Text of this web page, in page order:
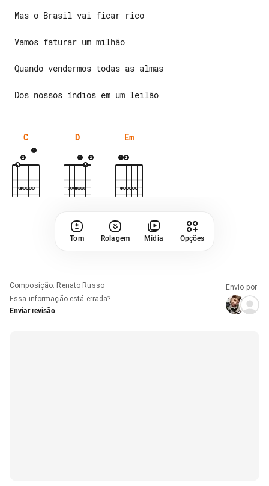
C D Em
Tom Rolagem Mídia Opções
Composição: Renato Russo
Essa informação está errada?
Enviar revisão
Envio por